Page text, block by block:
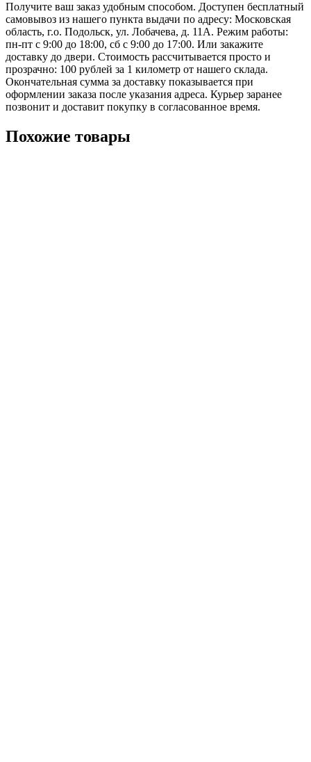
Получите ваш заказ удобным способом. Доступен бесплатный
самовывоз из нашего пункта выдачи по адресу: Московская
область, г.о. Подольск, ул. Лобачева, д. 11А. Режим работы:
пн-пт с 9:00 до 18:00, сб с 9:00 до 17:00. Или закажите
доставку до двери. Стоимость рассчитывается просто и
прозрачно: 100 рублей за 1 километр от нашего склада.
Окончательная сумма за доставку показывается при
оформлении заказа после указания адреса. Курьер заранее
позвонит и доставит покупку в согласованное время.
Похожие товары